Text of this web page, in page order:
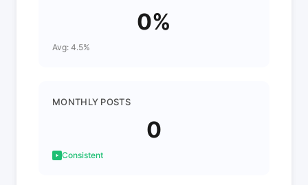
0%
Avg: 4.5%
MONTHLY POSTS
0
Consistent